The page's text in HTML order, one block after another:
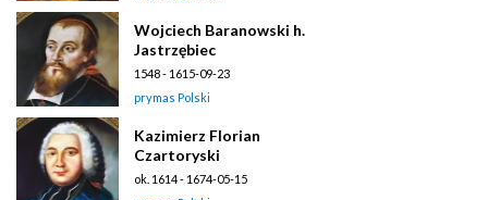
Wojciech Baranowski h.
Jastrzębiec
1548 - 1615-09-23
prymas Polski
Kazimierz Florian
Czartoryski
ok. 1614 - 1674-05-15